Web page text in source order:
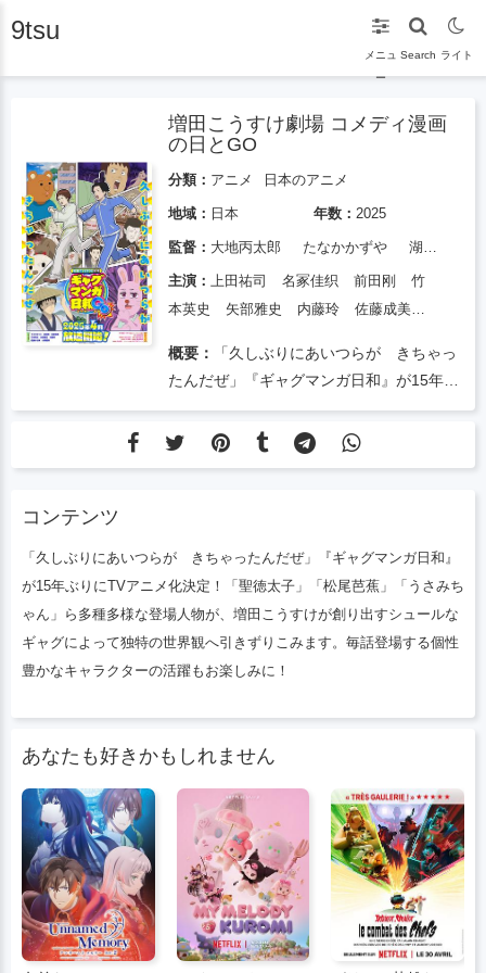
9tsu
メニュ
ー
Search ライト
増田こうすけ劇場 コメディ漫画
の日とGO
分類： アニメ 日本のアニメ
地域： 日本 年数： 2025
監督： 大地丙太郎 たなかかずや 湖山真奈美
主演： 上田祐司 名冢佳织 前田刚
竹
本英史
矢部雅史 内藤玲
佐藤成美
概要：
「久しぶりにあいつらが きちゃっ
たんだぜ」『ギャグマンガ日和』が15年ぶ
りにTVアニメ化決定！「聖徳太子」「松
尾芭蕉」「うさみちゃん」ら多種多様な登
コンテンツ
「久しぶりにあいつらが きちゃったんだぜ」『ギャグマンガ日和』
が15年ぶりにTVアニメ化決定！「聖徳太子」「松尾芭蕉」「うさみち
ゃん」ら多種多様な登場人物が、増田こうすけが創り出すシュールな
ギャグによって独特の世界観へ引きずりこみます。毎話登場する個性
豊かなキャラクターの活躍もお楽しみに！
あなたも好きかもしれません